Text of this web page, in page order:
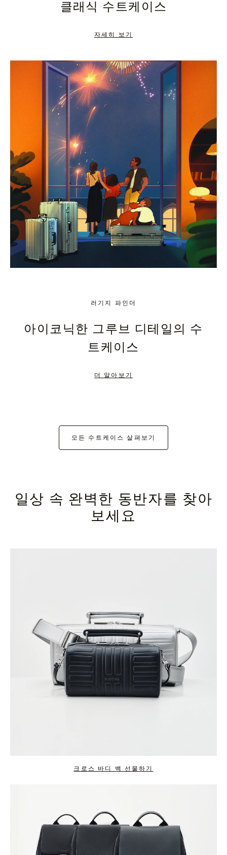
TO
UNMUTE
클래식 수트케이스
자세히 보기
러기지 파인더
아이코닉한 그루브 디테일의 수
트케이스
더 알아보기
모든 수트케이스 살펴보기
일상 속 완벽한 동반자를 찾아
보세요
크로스 바디 백 선물하기